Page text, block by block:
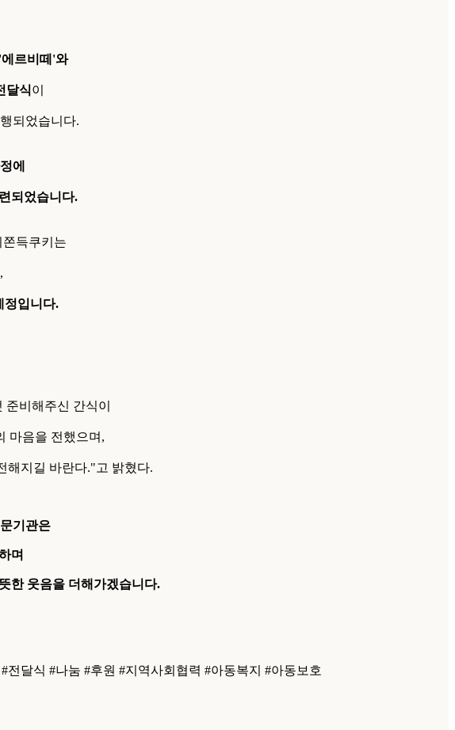
르비떼'와
달식이
되었습니다.
에
되었습니다.
득쿠키는
정입니다.
비해주신 간식이
마음을 전했으며,
해지길 바란다."고 밝혔다.
기관은
며
한 웃음을 더해가겠습니다.
달식 #나눔 #후원 #지역사회협력 #아동복지 #아동보호